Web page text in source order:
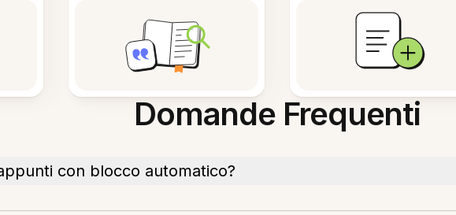
Domande Frequenti
con blocco automatico?